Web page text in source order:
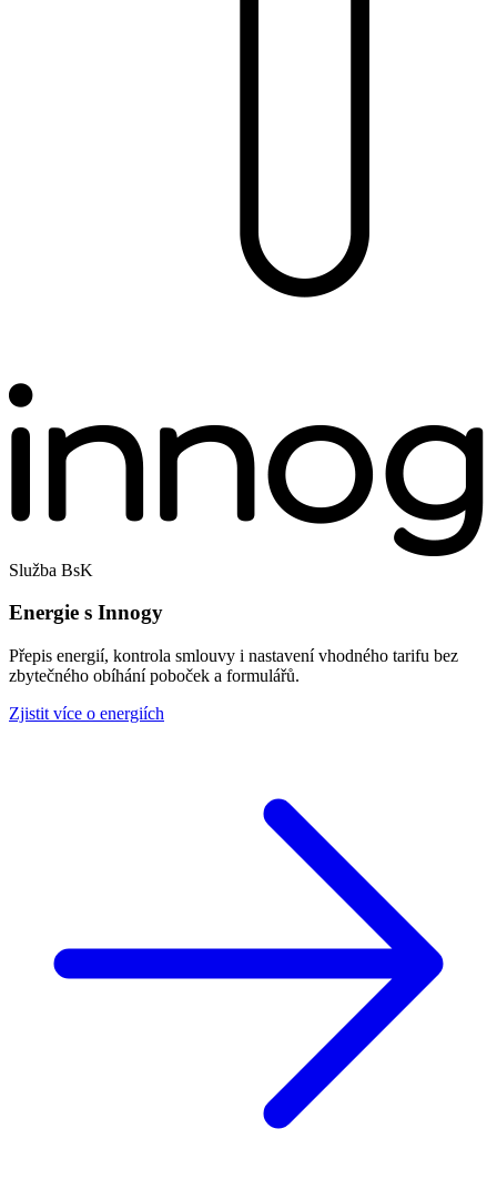
Služba BsK
Energie s Innogy
Přepis energií, kontrola smlouvy i nastavení vhodného tarifu bez
zbytečného obíhání poboček a formulářů.
Zjistit více o energiích